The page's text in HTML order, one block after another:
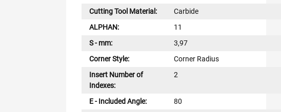
Cutting Tool Material:
Carbide
ALPHAN:
11
S - mm:
3,97
Corner Style:
Corner Radius
Insert Number of
Indexes:
2
E - Included Angle:
80